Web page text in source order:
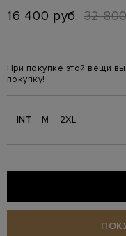
16 400 руб. 32
При покупке этой вещи
покупку!
INT M 2XL